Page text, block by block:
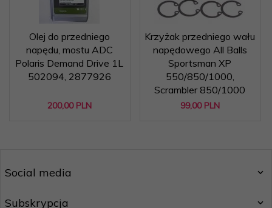
Olej do przedniego
napędu, mostu ADC
Polaris Demand Drive 1L
502094, 2877926
200,00 PLN
Krzyżak przedniego wału
napędowego All Balls
Sportsman XP
550/850/1000,
Scrambler 850/1000
99,00 PLN
Social media
Subskrypcja